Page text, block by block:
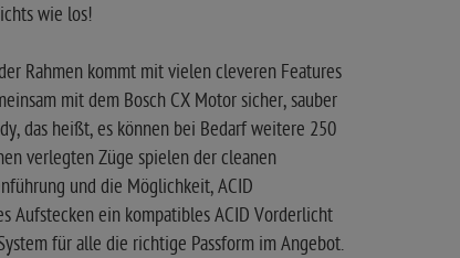
wie los!
Rahmen kommt mit vielen cleveren Features
mit dem Bosch CX Motor sicher, sauber
das heißt, es können bei Bedarf weitere 250
verlegten Züge spielen der cleanen
und die Möglichkeit, ACID
Aufstecken ein kompatibles ACID Vorderlicht
für alle die richtige Passform im Angebot.